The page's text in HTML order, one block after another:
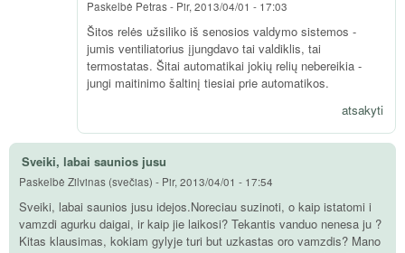
Paskelbė Petras- Pir, 2013/04/01 - 17:03
Šitos relės užsiliko iš senosios valdymo sistemos -
jumis ventiliatorius įjungdavo tai valdiklis, tai
termostatas. Šitai automatikai jokių relių nebereikia -
jungi maitinimo šaltinį tiesiai prie automatikos.
atsakyti
Sveiki, labai saunios jusu
Paskelbė Zilvinas (svečias) - Pir, 2013/04/01 - 17:54
Sveiki, labai saunios jusu idejos.Noreciau suzinoti, o kaip istatomi i
vamzdi agurku daigai, ir kaip jie laikosi? Tekantis vanduo nenesa ju ?
Kitas klausimas, kokiam gylyje turi but uzkastas oro vamzdis? Mano